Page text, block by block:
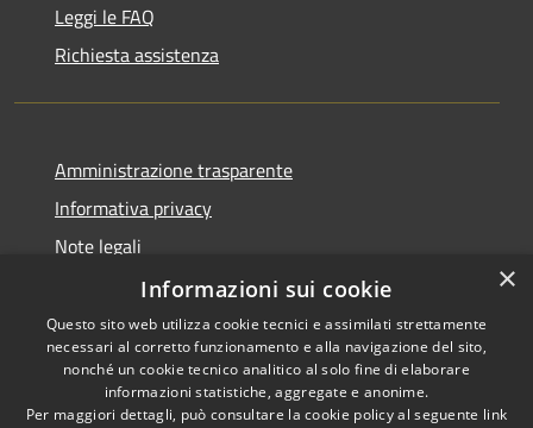
Leggi le FAQ
Richiesta assistenza
Amministrazione trasparente
Informativa privacy
Note legali
Dichiarazione di accessibilità
RSS
Copyright © 2026 • Comune di
×
Informazioni sui cookie
Questo sito web utilizza cookie tecnici e assimilati strettamente
necessari al corretto funzionamento e alla navigazione del sito,
nonché un cookie tecnico analitico al solo fine di elaborare
informazioni statistiche, aggregate e anonime.
Per maggiori dettagli, può consultare la cookie policy al seguente link